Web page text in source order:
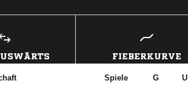
FIEBERKURVE
Spiele G U